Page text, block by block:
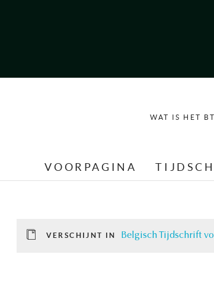
WAT IS HET
VOORPAGINA
VERSCHIJNT IN Belgisch Tijdschrift